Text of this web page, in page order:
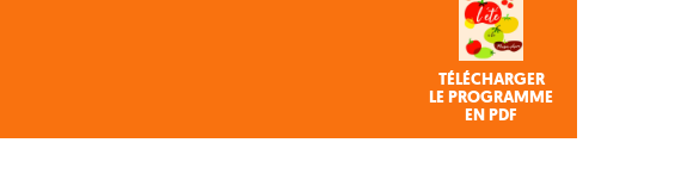
TÉLÉCHARGER
LE PROGRAMME
EN PDF